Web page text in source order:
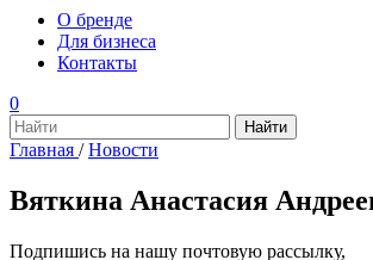
О бренде
Для бизнеса
Контакты
0
Главная / Новости
Вяткина Анастасия
Подпишись на нашу почтовую рассылку,